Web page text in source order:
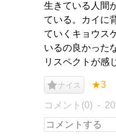
生きている人間
ている。カイに
ていくキョウス
いるの良かった
リスペクトが感
ナイス ★3
コメント(0)